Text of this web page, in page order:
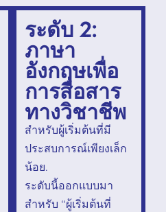
ระดับ 2:
ภาษา
อังกฤษเพื่อ
การสื่อสาร
ทางวิชาชีพ
สำหรับผู้เริ่มต้นที่มี
ประสบการณ์เพียงเล็ก
น้อย.
ระดับนี้ออกแบบมา
สำหรับ “ผู้เริ่มต้นที่